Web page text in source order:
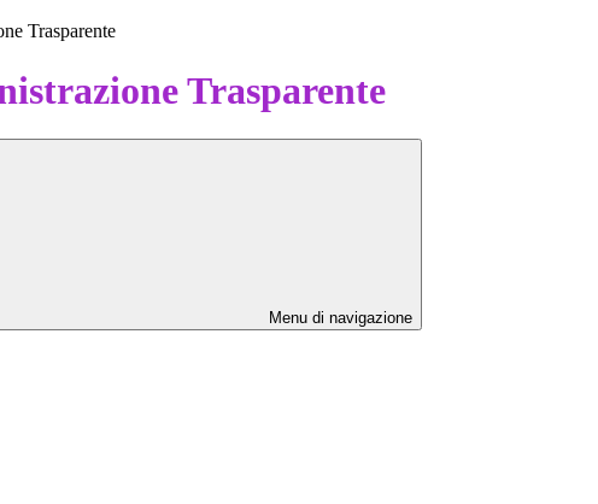
Trasparente
Trasparente
Menu di navigazione